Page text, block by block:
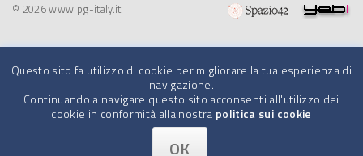
OK
Questo sito fa utilizzo di cookie per migliorare la tua esperienza di
navigazione.
Continuando a navigare questo sito acconsenti all'utilizzo dei
cookie in conformità alla nostra politica sui cookie
© 2026 www.pg-italy.it